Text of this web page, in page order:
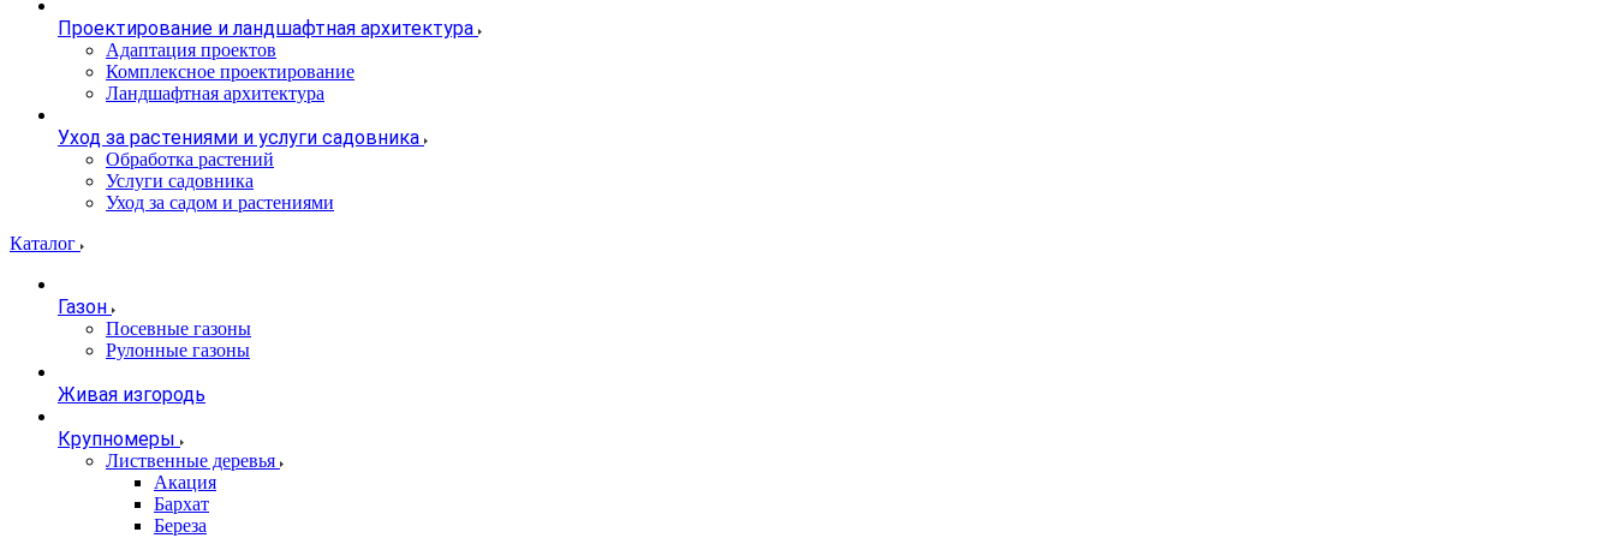
Проектирование и ландшафтная архитектура
Адаптация проектов
Комплексное проектирование
Ландшафтная архитектура
Уход за растениями и услуги садовника
Обработка растений
Услуги садовника
Уход за садом и растениями
Каталог
Газон
Посевные газоны
Рулонные газоны
Живая изгородь
Крупномеры
Лиственные деревья
Акация
Бархат
Береза